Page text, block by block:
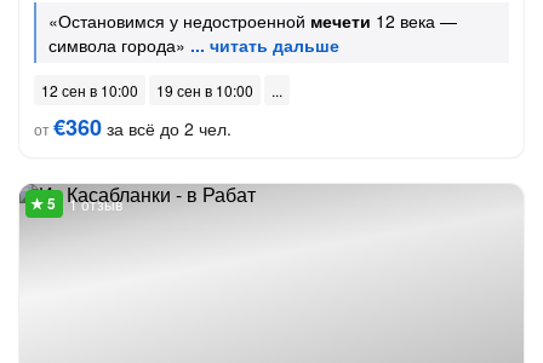
«Остановимся у недостроенной мечети 12 века —
символа города»
12 сен в 10:00
19 сен в 10:00
от€360 за всё до 2 чел.
1 отзыв